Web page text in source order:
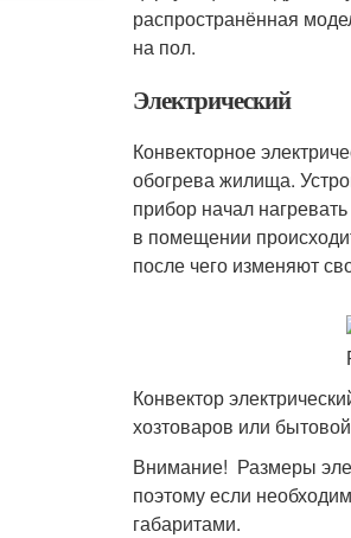
распространённая
на пол.
Электрический
Конвекторное
обогрева жилища.
прибор начал
в помещении
после чего изменяют
Конвектор
хозтоваров или
Внимание! Размеры
поэтому если
габаритами.